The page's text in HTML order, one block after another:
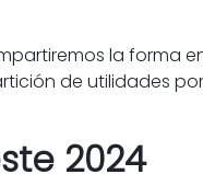
la forma
de utilidades
2024